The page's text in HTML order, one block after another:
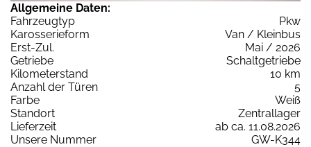
Allgemeine Daten:
Fahrzeugtyp
Pkw
Karosserieform
Van / Kleinbus
Erst-Zul.
Mai / 2026
Getriebe
Schaltgetriebe
Kilometerstand
10 km
Anzahl der Türen
5
Farbe
Weiß
Standort
Zentrallager
Lieferzeit
ab ca. 11.08.2026
Unsere Nummer
GW-K344